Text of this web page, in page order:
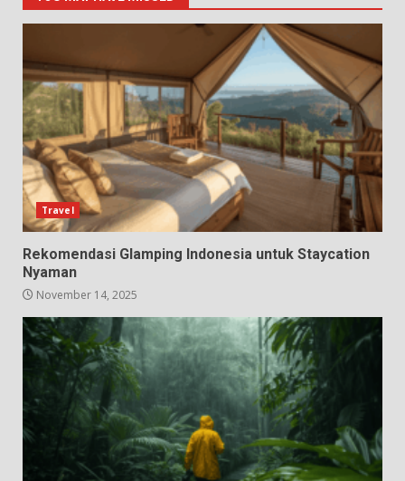
Travel
Rekomendasi Glamping Indonesia untuk Staycation
Nyaman
November 14, 2025